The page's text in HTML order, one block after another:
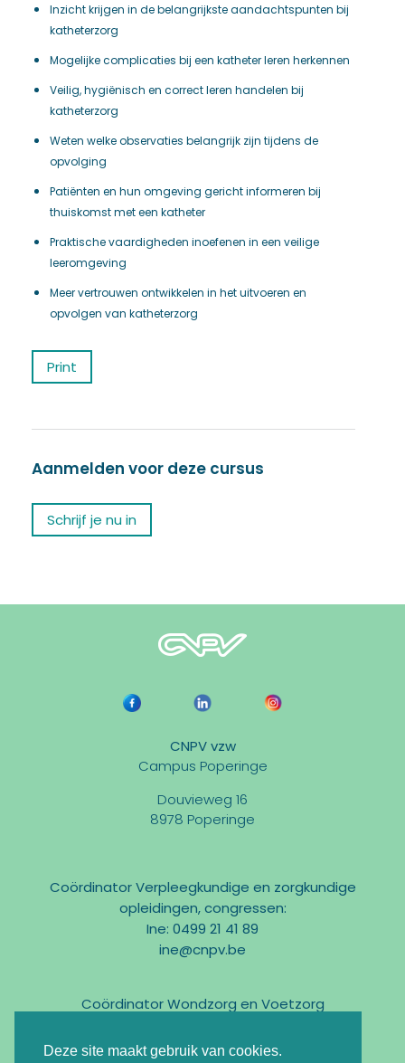
Deze site maakt gebruik van cookies.
Inzicht krijgen in de belangrijkste aandachtspunten bij
katheterzorg
Mogelijke complicaties bij een katheter leren herkennen
Veilig, hygiënisch en correct leren handelen bij
katheterzorg
Weten welke observaties belangrijk zijn tijdens de
opvolging
Patiënten en hun omgeving gericht informeren bij
thuiskomst met een katheter
Praktische vaardigheden inoefenen in een veilige
leeromgeving
Meer vertrouwen ontwikkelen in het uitvoeren en
opvolgen van katheterzorg
Print
Aanmelden voor deze cursus
Schrijf je nu in
CNPV vzw
Campus Poperinge
Douvieweg 16
8978 Poperinge
Coördinator Verpleegkundige en zorgkundige
opleidingen, congressen:
Ine: 0499 21 41 89
ine@cnpv.be
Coördinator Wondzorg en Voetzorg
marc@cnpv.be